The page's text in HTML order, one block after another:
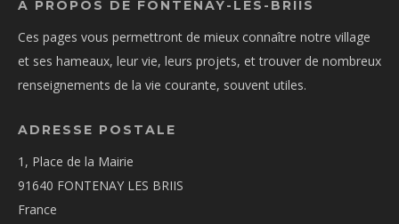
A PROPOS DE FONTENAY-LÈS-BRIIS
Ces pages vous permettront de mieux connaître notre village
et ses hameaux, leur vie, leurs projets, et trouver de nombreux
renseignements de la vie courante, souvent utiles.
ADRESSE POSTALE
1, Place de la Mairie
91640 FONTENAY LES BRIIS
France